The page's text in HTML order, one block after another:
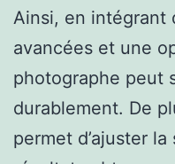
Ainsi, en intégrant
avancées et une
photographe peut
durablement. De
permet d’ajuster